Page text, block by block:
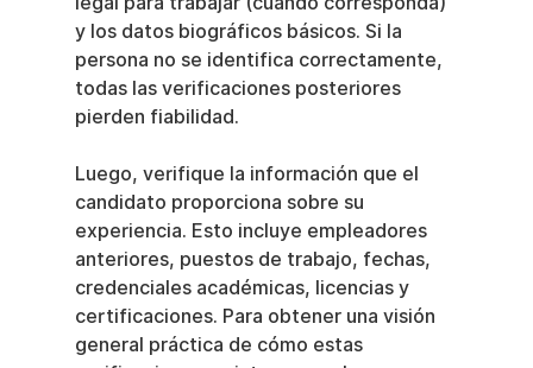
y los datos biográficos básicos. Si la
persona no se identifica correctamente,
todas las verificaciones posteriores
pierden fiabilidad.
Luego, verifique la información que el
candidato proporciona sobre su
experiencia. Esto incluye empleadores
anteriores, puestos de trabajo, fechas,
credenciales académicas, licencias y
certificaciones. Para obtener una visión
general práctica de cómo estas